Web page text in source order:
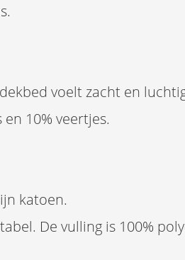
voelt zacht en
10% veertjes.
katoen.
De vulling is 100%